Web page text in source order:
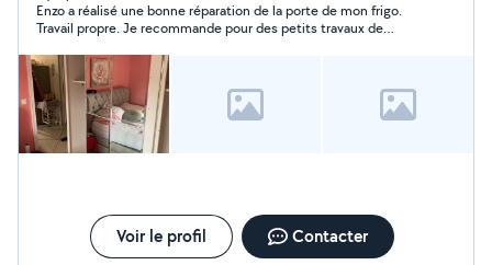
Enzo a réalisé une bonne réparation de la porte de mon frigo.
Travail propre. Je recommande pour des petits travaux de
Voir le profil Contacter